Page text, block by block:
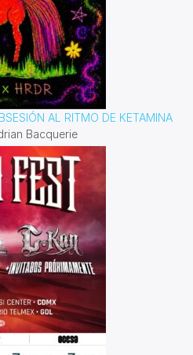
AL RITMO DE KETAMINA
Bacquerie